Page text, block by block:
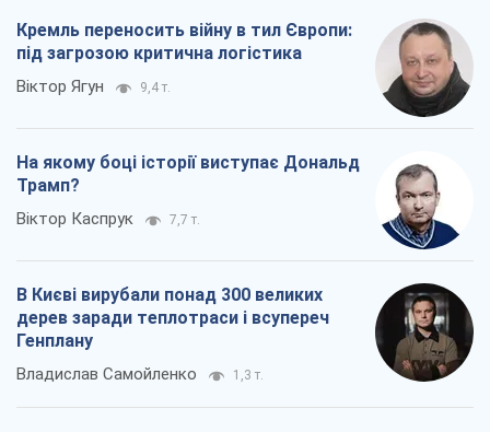
Кремль переносить війну в тил Європи:
під загрозою критична логістика
Віктор Ягун 9,4 т.
На якому боці історії виступає Дональд
Трамп?
Віктор Каспрук 7,7 т.
В Києві вирубали понад 300 великих
дерев заради теплотраси і всупереч
Генплану
Владислав Самойленко 1,3 т.